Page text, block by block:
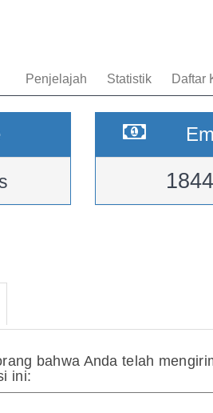
Penjelajah Statistik Daftar
bahwa Anda telah
ini: